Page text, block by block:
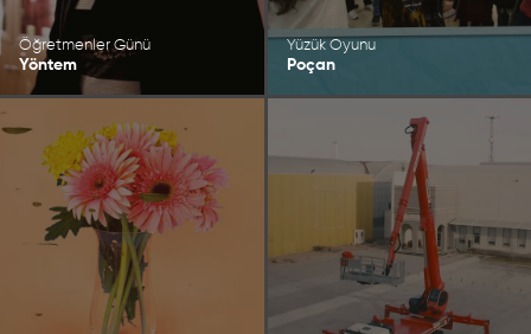
Öğretmenler Günü
Yöntem
Yüzük Oyunu
Poçan